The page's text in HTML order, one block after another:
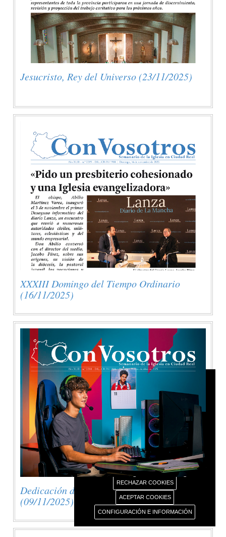
Jesucristo, Rey del Universo (23/11/2025)
XXXIII Domingo del Tiempo Ordinario
(16/11/2025)
Dedicación de la Basílica de Letrán
(09/11/2025)
AVISO USO DE COOKIES
Este portal web únicamente utiliza cookies propias
con finalidad técnica, no recaba ni cede datos de
carácter personal de los usuarios sin su
conocimiento.
Sin embargo, contiene enlaces a sitios web de
terceros con políticas de privacidad ajenas este
portal web que usted podrá decidir si acepta o no
cuando acceda a ellos.
Más información sobre el uso de nuestras cookies.
RECHAZAR COOKIES
ACEPTAR COOKIES
CONFIGURACIÓN E INFORMACIÓN